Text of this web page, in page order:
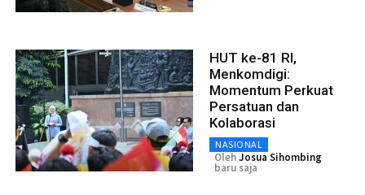
HUT ke-81 RI,
Menkomdigi:
Momentum Perkuat
Persatuan dan
Kolaborasi
NASIONAL
OlehJosua Sihombing
baru saja